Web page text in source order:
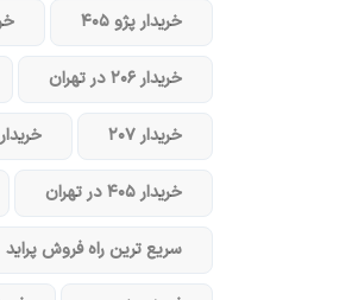
خریدار پژو ۴۰۵
خریدار ۲۰۶ در تهران
خریدار ۲۰۷ خریدار
خریدار ۴۰۵ در تهران
سریع ترین راه فروش پراید